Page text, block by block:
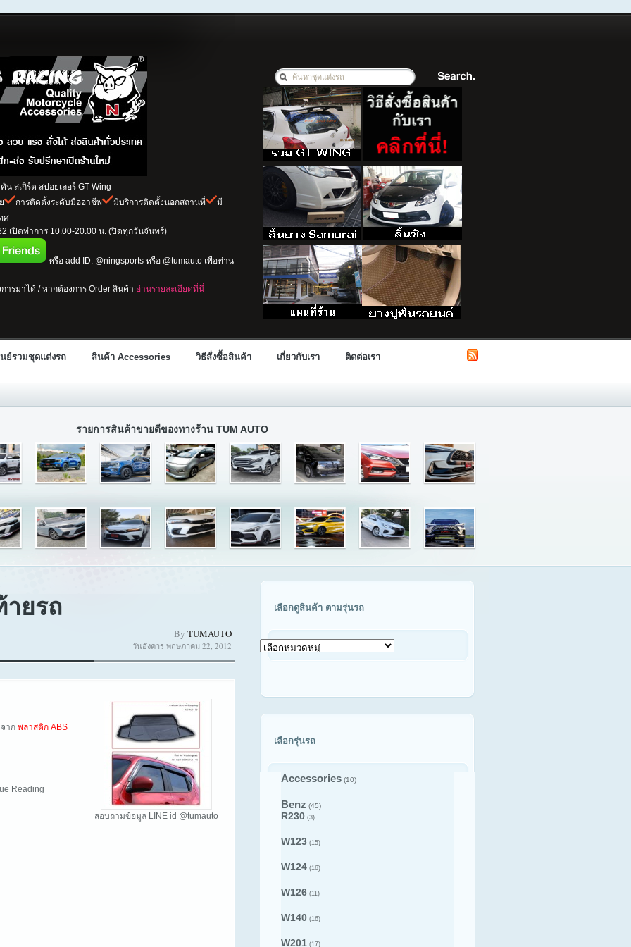
สเกิร์ต สปอยเลอร์ GT Wing
การติดตั้งระดับมืออาชีพ มีบริการติดตั้งนอกสถานที่
มี
ศ
เปิดทำการ 10.00-20.00 น. (ปิดทุกวันจันทร์)
หรือ add ID: @ningsports หรือ @tumauto เพื่อท่าน
รมาได้ / หากต้องการ Order สินค้า อ่านรายละเอียดที่นี่
ย์รวมชุดแต่งรถ สินค้า Accessories วิธีสั่งซื้อสินค้า เกี่ยวกับเรา ติดต่อเรา
รายการสินค้าขายดีของทางร้าน TUM AUTO
ายรถ
By TUMAUTO
วันอังคาร พฤษภาคม 22, 2012
สอบถามข้อมูล LINE id @tumauto
าก พลาสติก ABS
Reading
เลือกดูสินค้า ตามรุ่นรถ
เลือก
รุ่น
เลือกรุ่นรถ
Accessories (10)
Benz (45)
R230 (3)
W123 (15)
W124 (16)
W126 (11)
W140 (16)
W201 (17)